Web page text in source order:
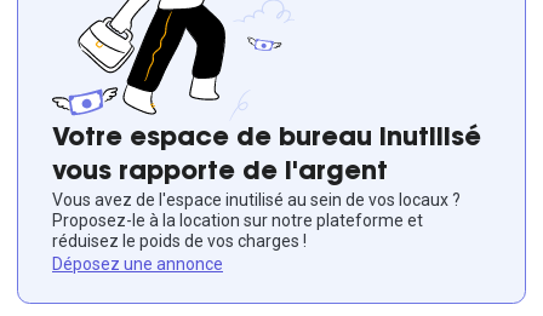
Votre espace de bureau inutilisé
vous rapporte de l'argent
Vous avez de l'espace inutilisé au sein de vos locaux ?
Proposez-le à la location sur notre plateforme et
réduisez le poids de vos charges !
Déposez une annonce